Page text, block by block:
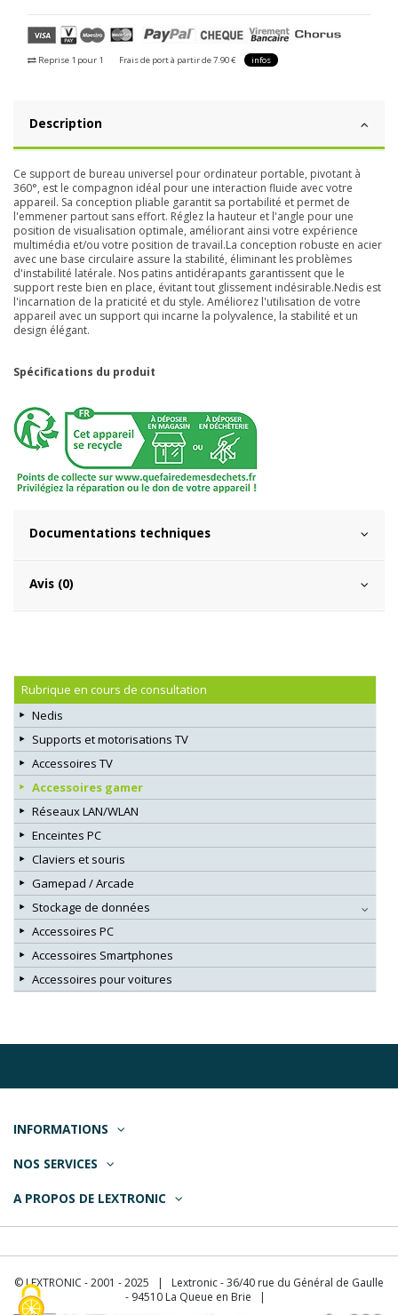
Reprise 1 pour 1 Frais de port à partir de 7.90 € infos
Description
Ce support de bureau universel pour ordinateur portable, pivotant à
360°, est le compagnon idéal pour une interaction fluide avec votre
appareil. Sa conception pliable garantit sa portabilité et permet de
l'emmener partout sans effort. Réglez la hauteur et l'angle pour une
position de visualisation optimale, améliorant ainsi votre expérience
multimédia et/ou votre position de travail.La conception robuste en acier
avec une base circulaire assure la stabilité, éliminant les problèmes
d'instabilité latérale. Nos patins antidérapants garantissent que le
support reste bien en place, évitant tout glissement indésirable.Nedis est
l'incarnation de la praticité et du style. Améliorez l'utilisation de votre
appareil avec un support qui incarne la polyvalence, la stabilité et un
design élégant.
Spécifications du produit
Documentations techniques
Avis (0)
Rubrique en cours de consultation
Nedis
Supports et motorisations TV
Accessoires TV
Accessoires gamer
Réseaux LAN/WLAN
Enceintes PC
Claviers et souris
Gamepad / Arcade
Stockage de données
Accessoires PC
Accessoires Smartphones
Accessoires pour voitures
INFORMATIONS
NOS SERVICES
A PROPOS DE LEXTRONIC
© LEXTRONIC - 2001 - 2025 | Lextronic - 36/40 rue du Général de Gaulle
- 94510 La Queue en Brie |